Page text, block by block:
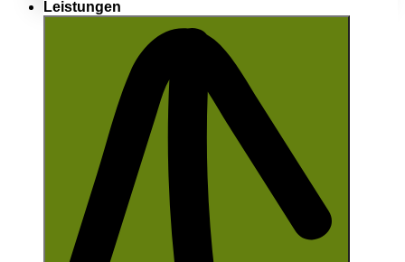
Leistungen